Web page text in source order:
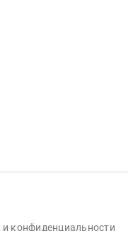
и конфиденциальности